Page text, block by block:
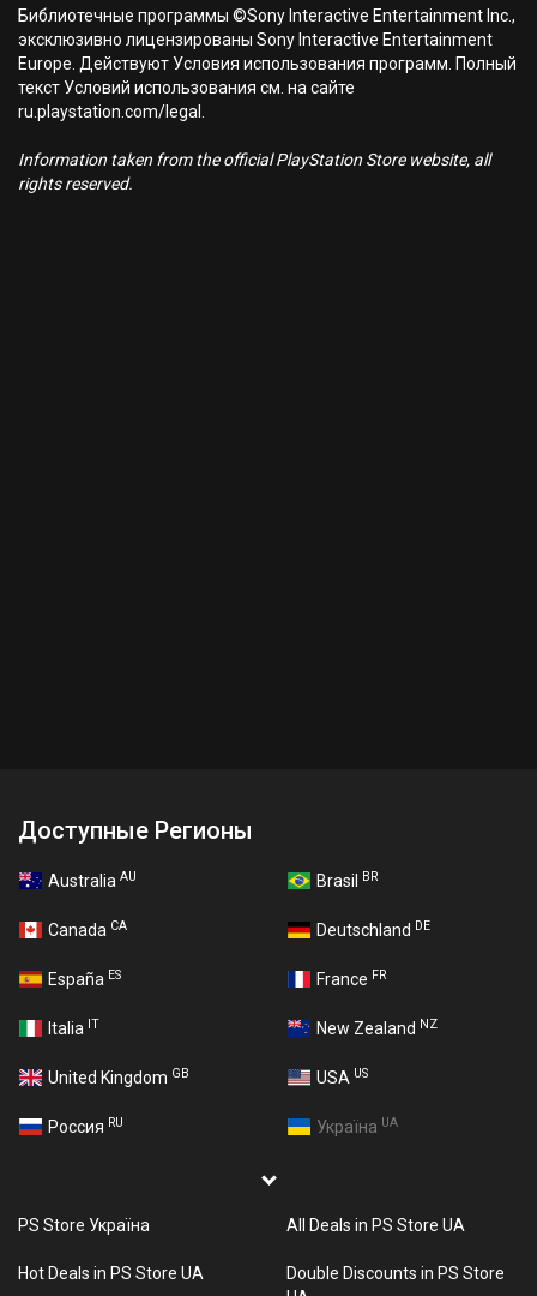
Библиотечные программы ©Sony Interactive Entertainment Inc.,
эксклюзивно лицензированы Sony Interactive Entertainment
Europe. Действуют Условия использования программ. Полный
текст Условий использования см. на сайте
ru.playstation.com/legal.
Information taken from the official PlayStation Store website, all
rights reserved.
Доступные Регионы
Australia AU Brasil BR
Canada CA Deutschland DE
España ES France FR
Italia IT New Zealand NZ
United Kingdom GB USA US
Россия RU Україна UA
PS Store Україна All Deals in PS Store UA
Hot Deals in PS Store UA
Double Discounts in PS Store